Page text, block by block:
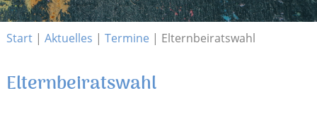
Kontakt
Start| Aktuelles | Termine | Elternbeiratswahl
Elternbeiratswahl